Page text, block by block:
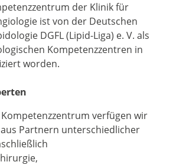
der Klinik für
ist von der Deutschen
DGFL (Lipid-Liga) e. V. als
Kompetenzzentren in
worden.
verfügen wir
Partnern unterschiedlicher
,